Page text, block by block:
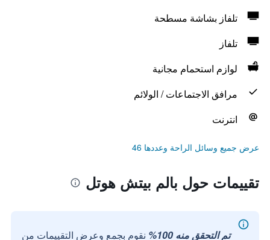
تلفاز بشاشة مسطحة
تلفاز
لوازم استحمام مجانية
مرافق الاجتماعات / الولائم
انترنت
عرض جميع وسائل الراحة وعددها 46
تقييمات حول بالم بيتش هوتل
تم التحقق منه 100% نقوم بجمع وعرض التقييمات من